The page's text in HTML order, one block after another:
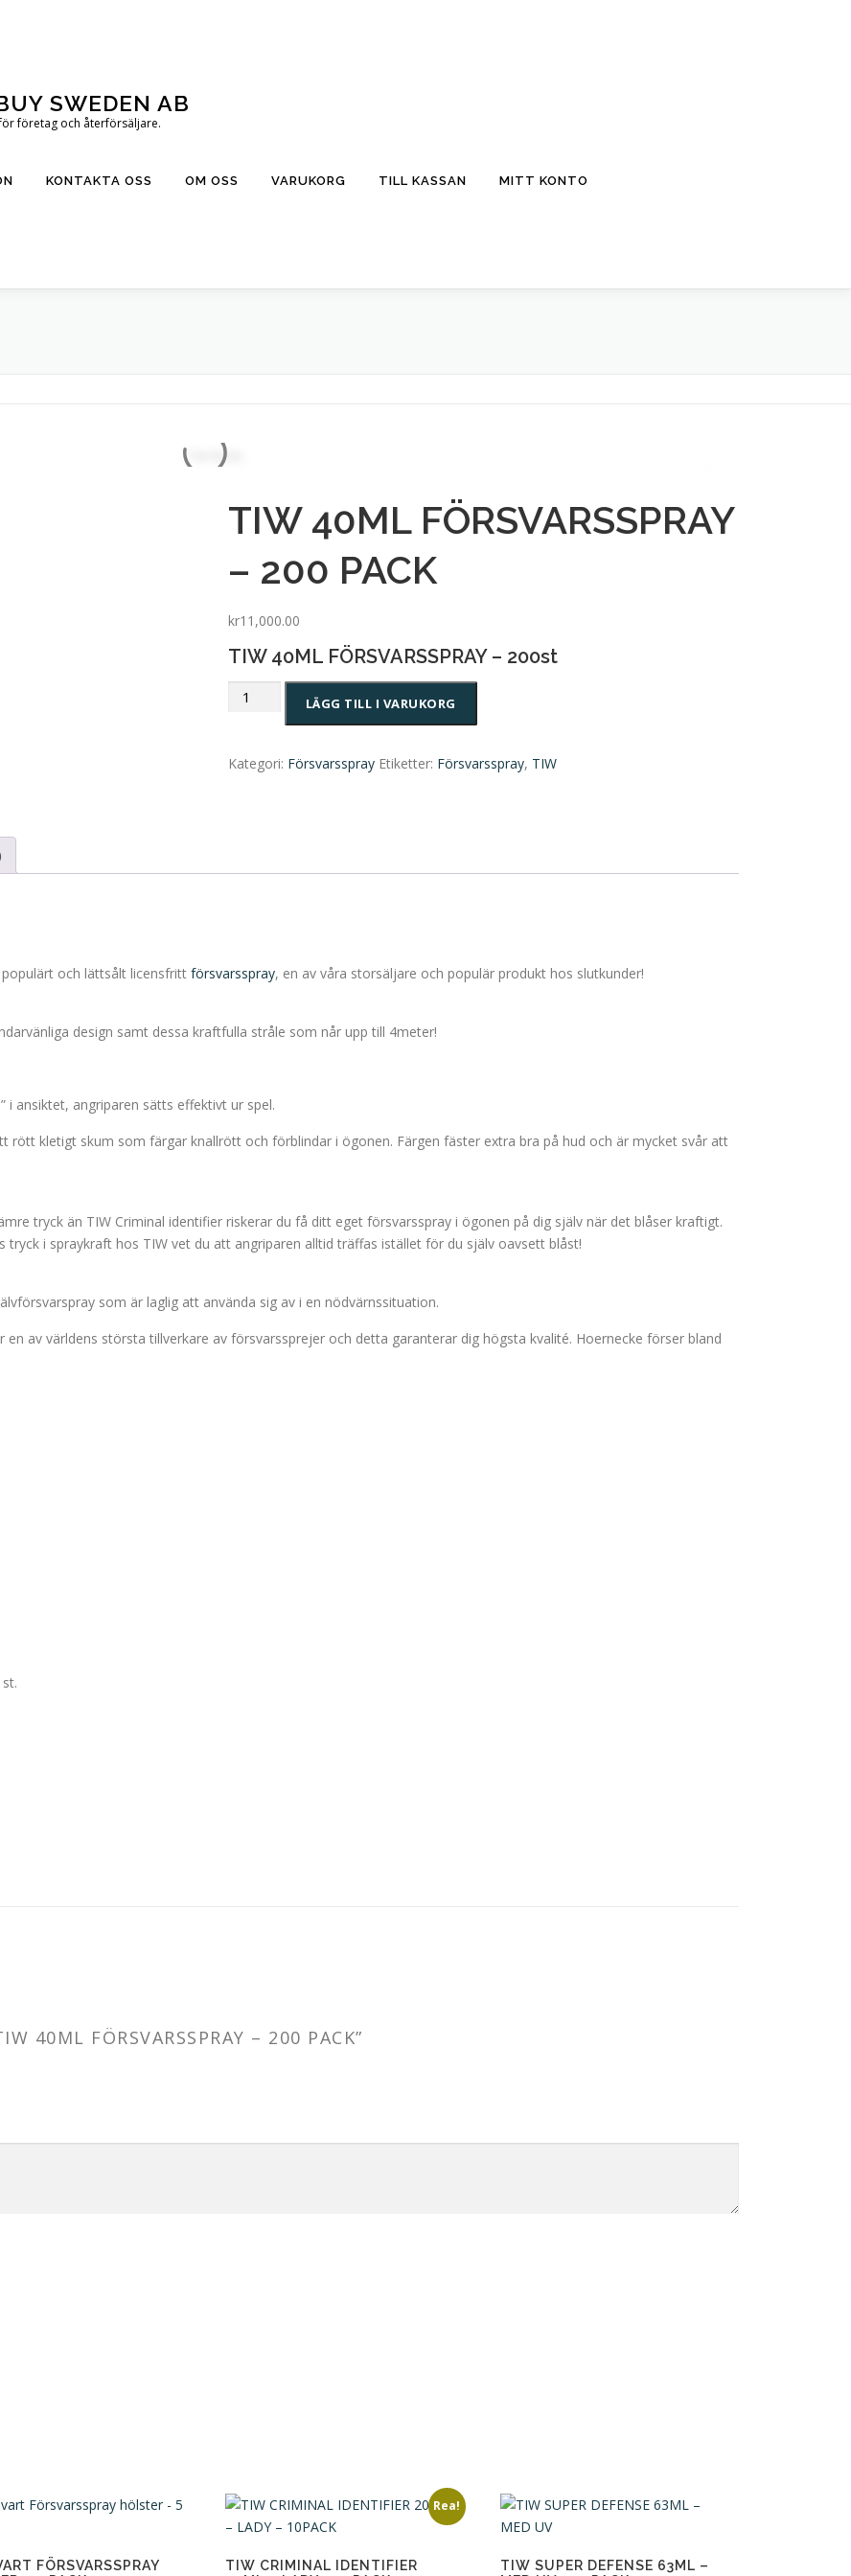
SWEDEN AB
företag och återförsäljare.
KONTAKTA OSS OM OSS VARUKORG TILL KASSAN MITT KONTO
TIW 40ML FÖRSVARSSPRAY
– 200 PACK
kr11,000.00
TIW 40ML FÖRSVARSSPRAY – 200st
TIW
-
LÄGG TILL I VARUKORG
Kategori: Försvarsspray Etiketter: Försvarsspray, TIW
populärt och lättsålt licensfritt försvarsspray, en av våra storsäljare och populär produkt hos slutkunder!
design samt dessa kraftfulla stråle som når upp till 4meter!
i ansiktet, angriparen sätts effektivt ur spel.
rött kletigt skum som färgar knallrött och förblindar i ögonen. Färgen fäster extra bra på hud och är mycket svår att
tryck än TIW Criminal identifier riskerar du få ditt eget försvarsspray i ögonen på dig själv när det blåser kraftigt.
i spraykraft hos TIW vet du att angriparen alltid träffas istället för du själv oavsett blåst!
som är laglig att använda sig av i en nödvärnssituation.
en av världens största tillverkare av försvarssprejer och detta garanterar dig högsta kvalité. Hoernecke förser bland
40ML FÖRSVARSSPRAY – 200 PACK”
FÖRSVARSSPRAY
Rea!
TIW CRIMINAL IDENTIFIER
TIW SUPER DEFENSE 63ML –